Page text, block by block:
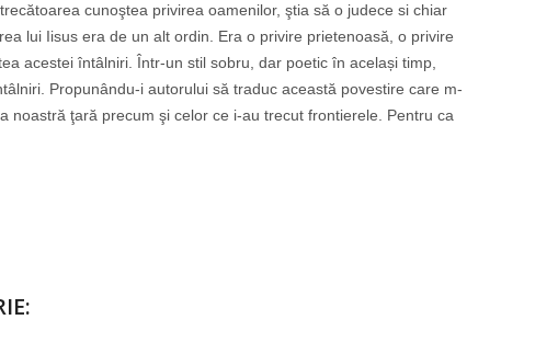
cunoştea privirea oamenilor, ştia să o judece si chiar
lui Iisus era de un alt ordin. Era o privire prietenoasă, o privire
acestei întâlniri. Într-un stil sobru, dar poetic în același timp,
Propunându-i autorului să traduc această povestire care m-
ţară precum şi celor ce i-au trecut frontierele. Pentru ca